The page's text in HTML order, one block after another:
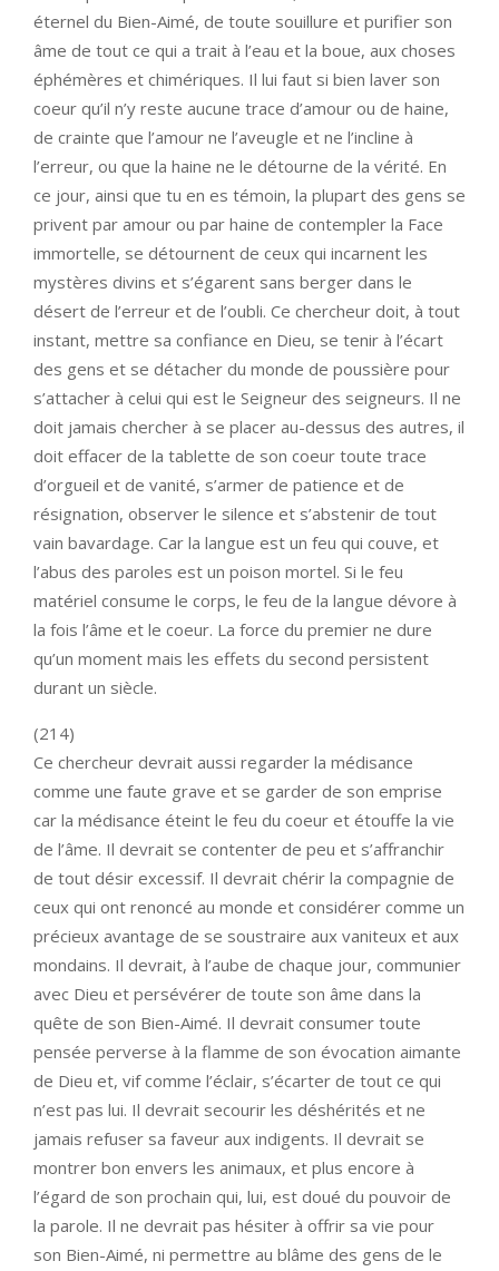
éternel du Bien-Aimé, de toute souillure et purifier son
âme de tout ce qui a trait à l’eau et la boue, aux choses
éphémères et chimériques. Il lui faut si bien laver son
coeur qu’il n’y reste aucune trace d’amour ou de haine,
de crainte que l’amour ne l’aveugle et ne l’incline à
l’erreur, ou que la haine ne le détourne de la vérité. En
ce jour, ainsi que tu en es témoin, la plupart des gens se
privent par amour ou par haine de contempler la Face
immortelle, se détournent de ceux qui incarnent les
mystères divins et s’égarent sans berger dans le
désert de l’erreur et de l’oubli. Ce chercheur doit, à tout
instant, mettre sa confiance en Dieu, se tenir à l’écart
des gens et se détacher du monde de poussière pour
s’attacher à celui qui est le Seigneur des seigneurs. Il ne
doit jamais chercher à se placer au-dessus des autres, il
doit effacer de la tablette de son coeur toute trace
d’orgueil et de vanité, s’armer de patience et de
résignation, observer le silence et s’abstenir de tout
vain bavardage. Car la langue est un feu qui couve, et
l’abus des paroles est un poison mortel. Si le feu
matériel consume le corps, le feu de la langue dévore à
la fois l’âme et le coeur. La force du premier ne dure
qu’un moment mais les effets du second persistent
durant un siècle.
(214)
Ce chercheur devrait aussi regarder la médisance
comme une faute grave et se garder de son emprise
car la médisance éteint le feu du coeur et étouffe la vie
de l’âme. Il devrait se contenter de peu et s’affranchir
de tout désir excessif. Il devrait chérir la compagnie de
ceux qui ont renoncé au monde et considérer comme un
précieux avantage de se soustraire aux vaniteux et aux
mondains. Il devrait, à l’aube de chaque jour, communier
avec Dieu et persévérer de toute son âme dans la
quête de son Bien-Aimé. Il devrait consumer toute
pensée perverse à la flamme de son évocation aimante
de Dieu et, vif comme l’éclair, s’écarter de tout ce qui
n’est pas lui. Il devrait secourir les déshérités et ne
jamais refuser sa faveur aux indigents. Il devrait se
montrer bon envers les animaux, et plus encore à
l’égard de son prochain qui, lui, est doué du pouvoir de
la parole. Il ne devrait pas hésiter à offrir sa vie pour
son Bien-Aimé, ni permettre au blâme des gens de le